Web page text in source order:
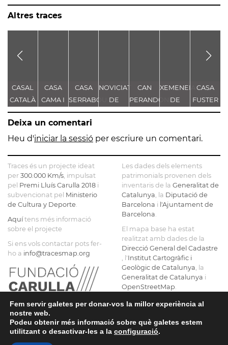
Altres traces
CASAL
CATALÀ
CASA
CAMA I
ESCURRA
CASA
SERRABOU
NOVICIAT
DE
NOSTRA
DE LA
CAN
PERANDONES
- CASA
FARJAS
XEMENEIA
DE
L'ANTIGA
C.E.L.O.
CASA
FUSTER
Deixa un comentari
Heu d'iniciar la sessió per escriure un comentari.
Traces és un projecte ideat
per 300.000 Km/s , impulsat
pel Premi Lluís Carulla 2018 i
subvencionat pel Ministerio
de Cultura y Deporte
Aquítens més informació
sobre el projecte
Si ens vols contactar pots fer-
ho a info@tracesmap.org
Les dades dels elements
patrimonials provenen dels
inventaris de la Generalitat de
Catalunya , la Diputació de
Barcelona i l'Ajuntament de
Barcelona
El mapa base ha estat
realitzat amb dades de la
Direcció General del Cadastre
, l'Institut Cartogràfic i
Geològic de Catalunya , la
Generalitat de Catalunya i
OpenStreetMap
Fem servir galetes per donar-vos la millor experiència al
nostre web.
Podeu obtenir més informació sobre què galetes estem
utilitzant o desactivar-les a la configuració.